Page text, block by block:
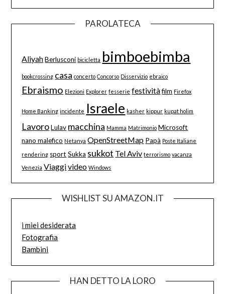
PAROLATECA
Aliyah Berlusconi bicicletta bimboebimba
bookcrossing casa concerto Concorso Disservizio ebraico
Ebraismo Elezioni Explorer fesserie festività film Firefox
Home Banking incidente Israele kasher kippur kupat holim
Lavoro Lulav macchina Mamma Matrimonio Microsoft
nano malefico Netanya OpenStreetMap Papà Poste Italiane
rendering sport Sukka sukkot Tel Aviv terrorismo vacanza
Venezia Viaggivideo Windows
WISHLIST SU AMAZON.IT
i miei desiderata
Fotografia
Bambini
HAN DETTO LA LORO